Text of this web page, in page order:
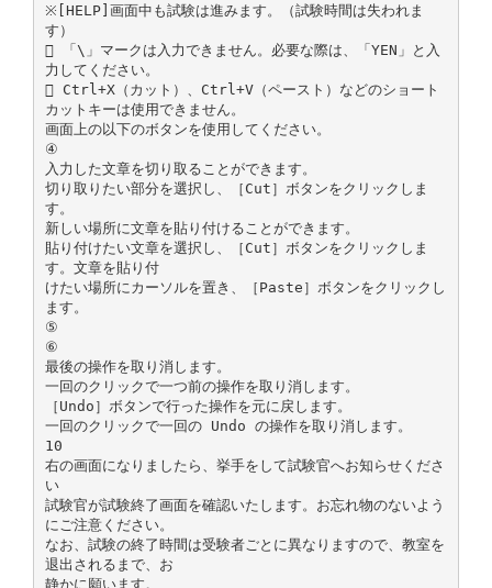
※[HELP]画面中も試験は進みます。（試験時間は失われま
す）
 「\」マークは入力できません。必要な際は、「YEN」と入
力してください。
 Ctrl+X（カット）、Ctrl+V（ペースト）などのショート
カットキーは使用できません。
画面上の以下のボタンを使用してください。
④
入力した文章を切り取ることができます。
切り取りたい部分を選択し、［Cut］ボタンをクリックしま
す。
新しい場所に文章を貼り付けることができます。
貼り付けたい文章を選択し、［Cut］ボタンをクリックしま
す。文章を貼り付
けたい場所にカーソルを置き、［Paste］ボタンをクリックし
ます。
⑤
⑥
最後の操作を取り消します。
一回のクリックで一つ前の操作を取り消します。
［Undo］ボタンで行った操作を元に戻します。
一回のクリックで一回の Undo の操作を取り消します。
10
右の画面になりましたら、挙手をして試験官へお知らせくださ
い
試験官が試験終了画面を確認いたします。お忘れ物のないよう
にご注意ください。
なお、試験の終了時間は受験者ごとに異なりますので、教室を
退出されるまで、お
静かに願います。